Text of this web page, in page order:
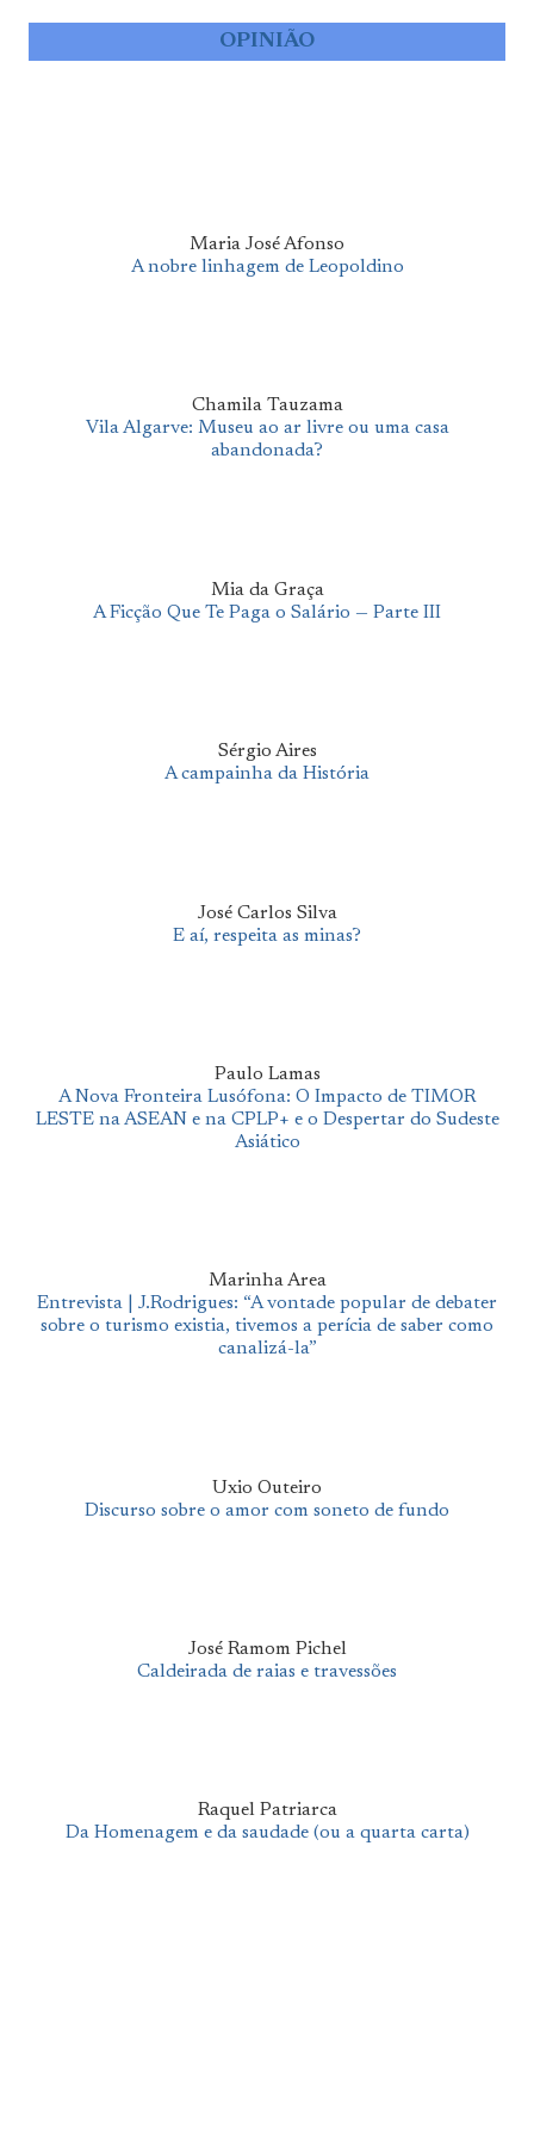
OPINIÃO
Maria José Afonso
A nobre linhagem de Leopoldino
Chamila Tauzama
Vila Algarve: Museu ao ar livre ou uma casa
abandonada?
Mia da Graça
A Ficção Que Te Paga o Salário — Parte III
Sérgio Aires
A campainha da História
José Carlos Silva
E aí, respeita as minas?
Paulo Lamas
A Nova Fronteira Lusófona: O Impacto de TIMOR
LESTE na ASEAN e na CPLP+ e o Despertar do Sudeste
Asiático
Marinha Area
Entrevista | J.Rodrigues: “A vontade popular de debater
sobre o turismo existia, tivemos a perícia de saber como
canalizá-la”
Uxio Outeiro
Discurso sobre o amor com soneto de fundo
José Ramom Pichel
Caldeirada de raias e travessões
Raquel Patriarca
Da Homenagem e da saudade (ou a quarta carta)